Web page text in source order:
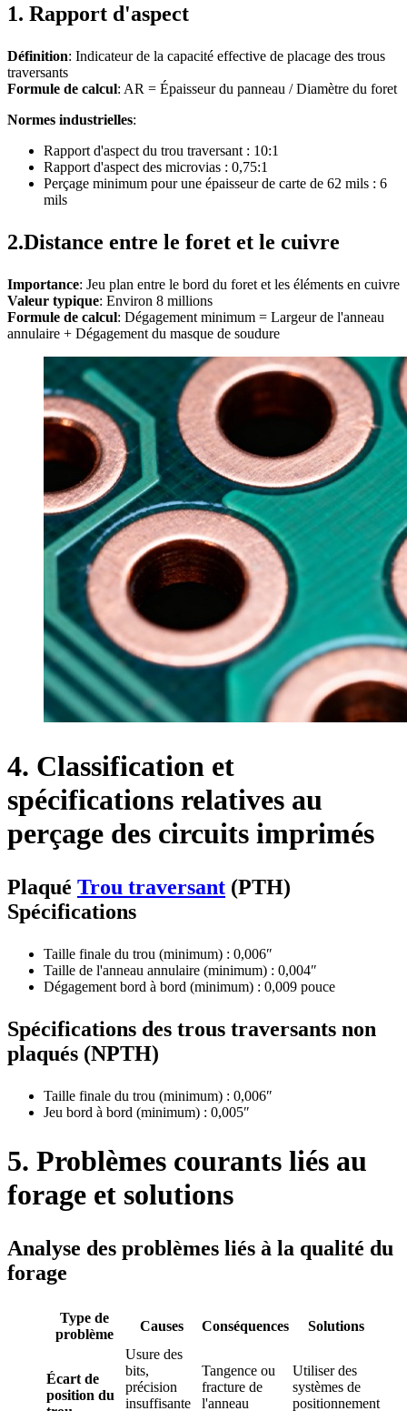
1. Rapport d'aspect
Définition: Indicateur de la capacité effective de placage des trous
traversants
Formule de calcul: AR = Épaisseur du panneau / Diamètre du foret
Normes industrielles:
Rapport d'aspect du trou traversant : 10:1
Rapport d'aspect des microvias : 0,75:1
Perçage minimum pour une épaisseur de carte de 62 mils : 6
mils
2.Distance entre le foret et le cuivre
Importance: Jeu plan entre le bord du foret et les éléments en cuivre
Valeur typique: Environ 8 millions
Formule de calcul: Dégagement minimum = Largeur de l'anneau
annulaire + Dégagement du masque de soudure
4. Classification et
spécifications relatives au
perçage des circuits imprimés
Plaqué Trou traversant (PTH)
Spécifications
Taille finale du trou (minimum) : 0,006″
Taille de l'anneau annulaire (minimum) : 0,004″
Dégagement bord à bord (minimum) : 0,009 pouce
Spécifications des trous traversants non
plaqués (NPTH)
Taille finale du trou (minimum) : 0,006″
Jeu bord à bord (minimum) : 0,005″
5. Problèmes courants liés au
forage et solutions
Analyse des problèmes liés à la qualité du
forage
Type de
problème
Causes Conséquences Solutions
Écart de
position du
Usure des
bits,
précision
insuffisante
Tangence ou
fracture de
l'anneau
Utiliser des
systèmes de
positionnement